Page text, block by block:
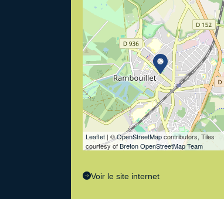
Leaflet| ©OpenStreetMapcontributors, Tiles
courtesy ofBreton OpenStreetMap Team
Voir le site internet